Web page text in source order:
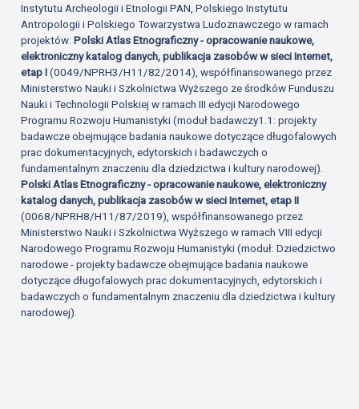
Instytutu Archeologii i Etnologii PAN, Polskiego Instytutu
Antropologii i Polskiego Towarzystwa Ludoznawczego w ramach
projektów:Polski Atlas Etnograficzny - opracowanie naukowe,
elektroniczny katalog danych, publikacja zasobów w sieci Internet,
etap I(0049/NPRH3/H11/82/2014), współfinansowanego przez
Ministerstwo Nauki i Szkolnictwa Wyższego ze środków Funduszu
Nauki i Technologii Polskiej w ramach III edycji Narodowego
Programu Rozwoju Humanistyki (moduł badawczy1.1: projekty
badawcze obejmujące badania naukowe dotyczące długofalowych
prac dokumentacyjnych, edytorskich i badawczych o
fundamentalnym znaczeniu dla dziedzictwa i kultury narodowej).
Polski Atlas Etnograficzny - opracowanie naukowe, elektroniczny
katalog danych, publikacja zasobów w sieci Internet, etap II
(0068/NPRH8/H11/87/2019), współfinansowanego przez
Ministerstwo Nauki i Szkolnictwa Wyższego w ramach VIII edycji
Narodowego Programu Rozwoju Humanistyki (moduł: Dziedzictwo
narodowe - projekty badawcze obejmujące badania naukowe
dotyczące długofalowych prac dokumentacyjnych, edytorskich i
badawczych o fundamentalnym znaczeniu dla dziedzictwa i kultury
narodowej).